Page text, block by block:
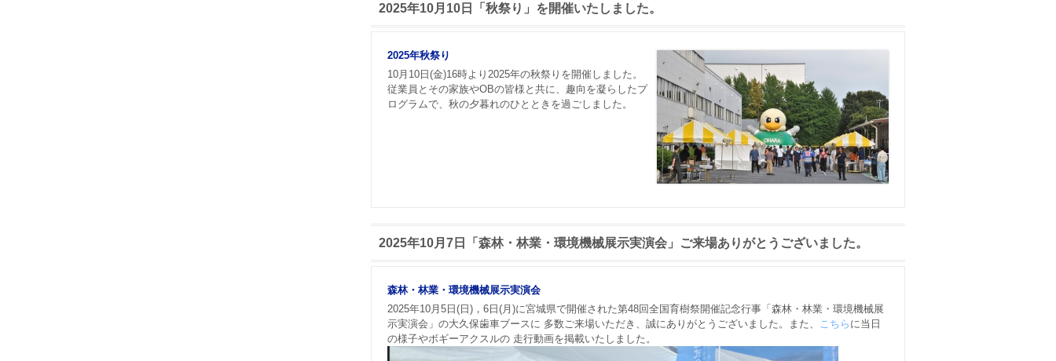
2025年10月10日「秋祭り」を開催いたしました。
2025年秋祭り
10月10日(金)16時より2025年の秋祭りを開催しました。
従業員とその家族やOBの皆様と共に、趣向を凝らしたプ
ログラムで、秋の夕暮れのひとときを過ごしました。
2025年10月7日「森林・林業・環境機械展示実演会」ご来場ありがとうございました。
森林・林業・環境機械展示実演会
2025年10月5日(日)，6日(月)に宮城県で開催された第48回全国育樹祭開催記念行事「森林・林業・環境機械展
示実演会」の大久保歯車ブースに 多数ご来場いただき、誠にありがとうございました。また、 こちら に当日
の様子やボギーアクスルの 走行動画を掲載いたしました。